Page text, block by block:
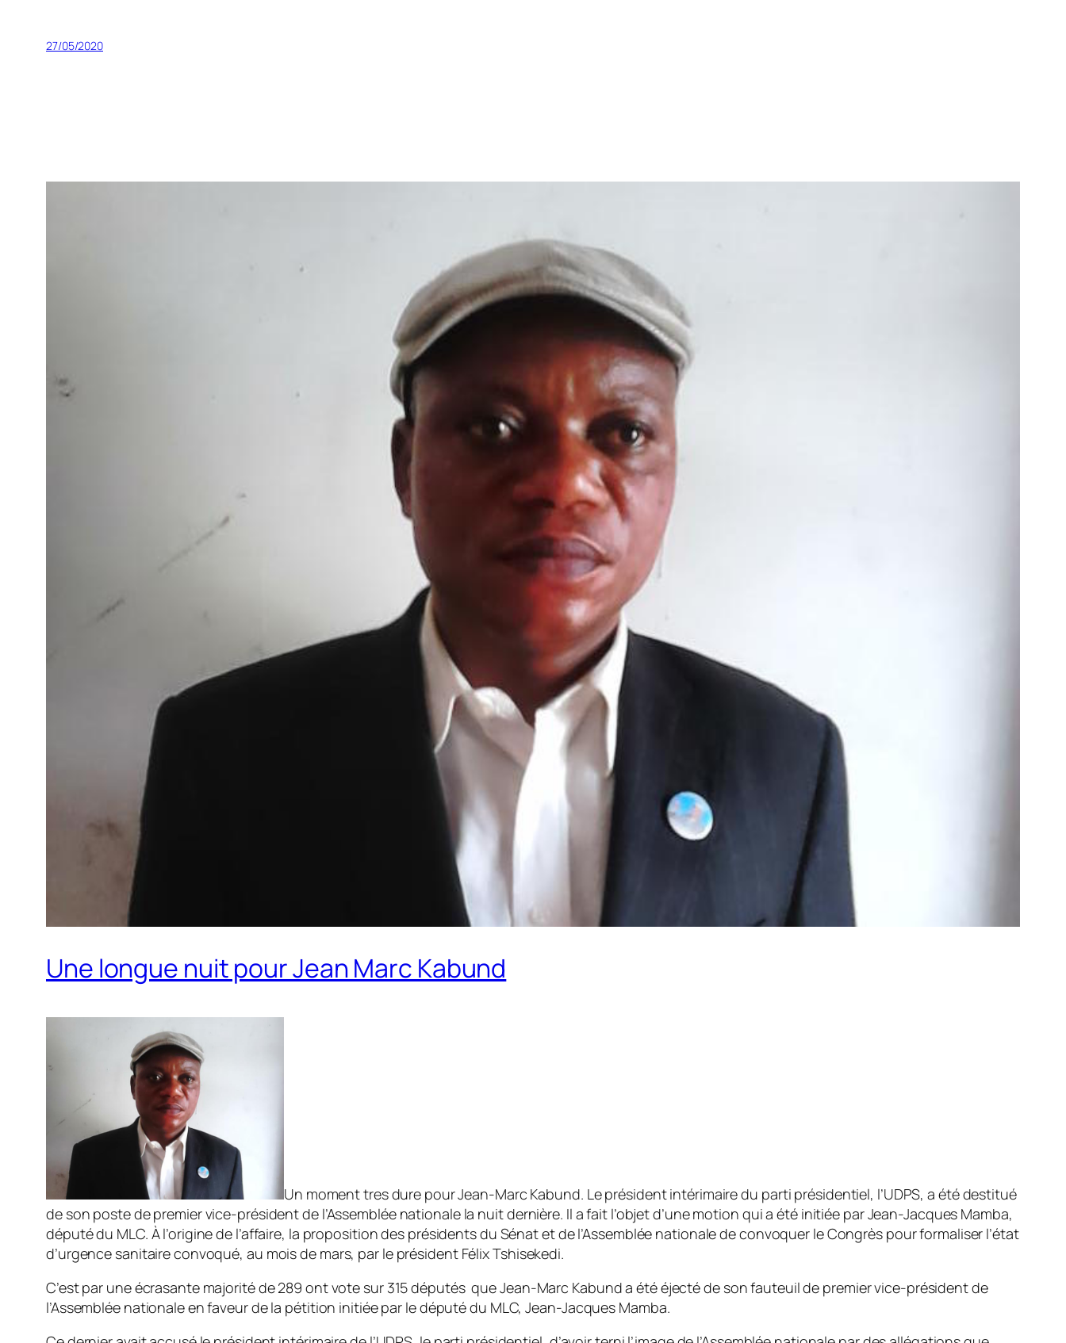
27/05/2020
Une longue nuit pour Jean Marc Kabund
Un moment tres dure pour Jean-Marc Kabund. Le président intérimaire du parti présidentiel, l’UDPS, a été destitué
de son poste de premier vice-président de l’Assemblée nationale la nuit dernière. Il a fait l’objet d’une motion qui a été initiée par Jean-Jacques Mamba,
député du MLC. À l’origine de l’affaire, la proposition des présidents du Sénat et de l’Assemblée nationale de convoquer le Congrès pour formaliser l’état
d’urgence sanitaire convoqué, au mois de mars, par le président Félix Tshisekedi.
C’est par une écrasante majorité de 289 ont vote sur 315 députés que Jean-Marc Kabund a été éjecté de son fauteuil de premier vice-président de
l’Assemblée nationale en faveur de la pétition initiée par le député du MLC, Jean-Jacques Mamba.